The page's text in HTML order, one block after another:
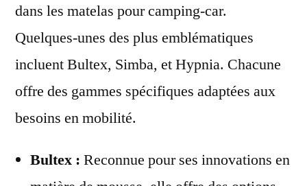
dans les matelas pour camping-car.
Quelques-unes des plus emblématiques
incluent Bultex, Simba, et Hypnia. Chacune
offre des gammes spécifiques adaptées aux
besoins en mobilité.
Bultex : Reconnue pour ses innovations en